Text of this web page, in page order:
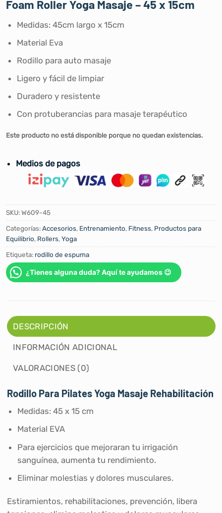
Foam Roller Yoga Masaje – 45 x 15cm
Medidas: 45cm largo x 15cm
Material Eva
Rodillo para auto masaje
Ligero y fácil de limpiar
Duradero y resistente
Con protuberancias para masaje terapéutico
Este producto no está disponible porque no quedan existencias.
Medios de pagos
SKU:W609-45
Categorías:Accesorios, Entrenamiento, Fitness, Productos para
Equilibrio, Rollers,Yoga
Etiqueta: rodillo de espuma
¿Tienes alguna duda? Aquí te ayudamos 😉
DESCRIPCIÓN
INFORMACIÓN ADICIONAL
VALORACIONES (0)
Rodillo Para Pilates Yoga Masaje Rehabilitación
Medidas: 45 x 15 cm
Material EVA
Para ejercicios que mejoraran tu irrigación
sanguínea, aumenta tu rendimiento.
Eliminar molestias y dolores musculares.
Estiramientos, rehabilitaciones, prevención, libera